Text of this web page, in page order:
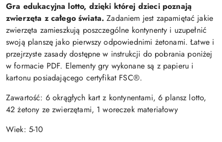
Gra edukacyjna lotto, dzięki której dzieci poznają
zwierzęta z całego świata. Zadaniem jest zapamiętać jakie
zwierzęta zamieszkują poszczególne kontynenty i uzupełnić
swoją planszę jako pierwszy odpowiednimi żetonami. Łatwe i
przejrzyste zasady dostępne w instrukcji do pobrania poniżej
w formacie PDF. Elementy gry wykonane są z papieru i
kartonu posiadającego certyfikat FSC®.
Zawartość: 6 okrągłych kart z kontynentami, 6 plansz lotto,
42 żetony ze zwierzętami, 1 woreczek materiałowy
Wiek: 5-10